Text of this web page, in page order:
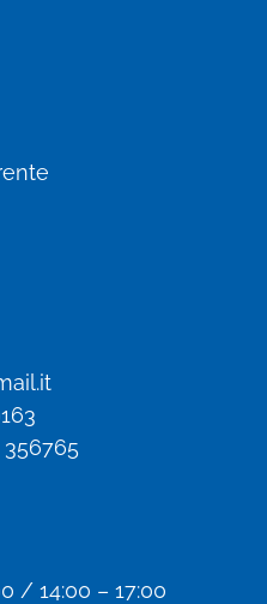
356765
/ 14:00 – 17:00